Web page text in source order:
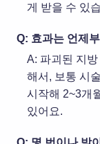
게 받을 수 있
Q: 효과는 언제
A: 파괴된 지
해서, 보통 시
시작해 2~3개
있어요.